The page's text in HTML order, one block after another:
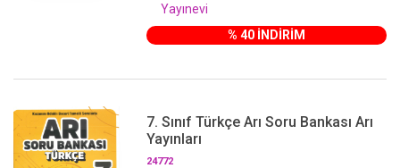
% 40 İNDİRİM
7. Sınıf Türkçe Arı Soru Bankası Arı
Yayınları
24772